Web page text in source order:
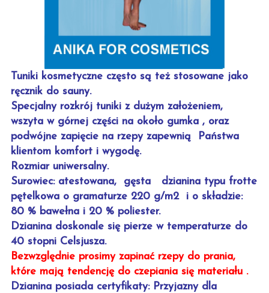
Tuniki kosmetyczne często są też stosowane jako
ręcznik do sauny.
Specjalny rozkrój tuniki z dużym założeniem,
wszyta w górnej części na około gumka , oraz
podwójne zapięcie na rzepy zapewnią Państwa
klientom komfort i wygodę.
Rozmiar uniwersalny.
Surowiec: atestowana, gęsta dzianina typu frotte
pętelkowa o gramaturze 220 g/m2 i o składzie:
80 % bawełna i 20 % poliester.
Dzianina doskonale się pierze w temperaturze do
40 stopni Celsjusza.
Bezwzględnie prosimy zapinać rzepy do prania,
które mają tendencję do czepiania się materiału .
Dzianina posiada certyfikaty: Przyjazny dla